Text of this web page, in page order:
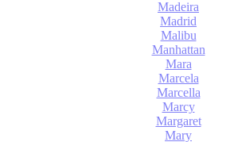
Madeira
Madrid
Malibu
Manhattan
Mara
Marcela
Marcella
Marcy
Margaret
Mary